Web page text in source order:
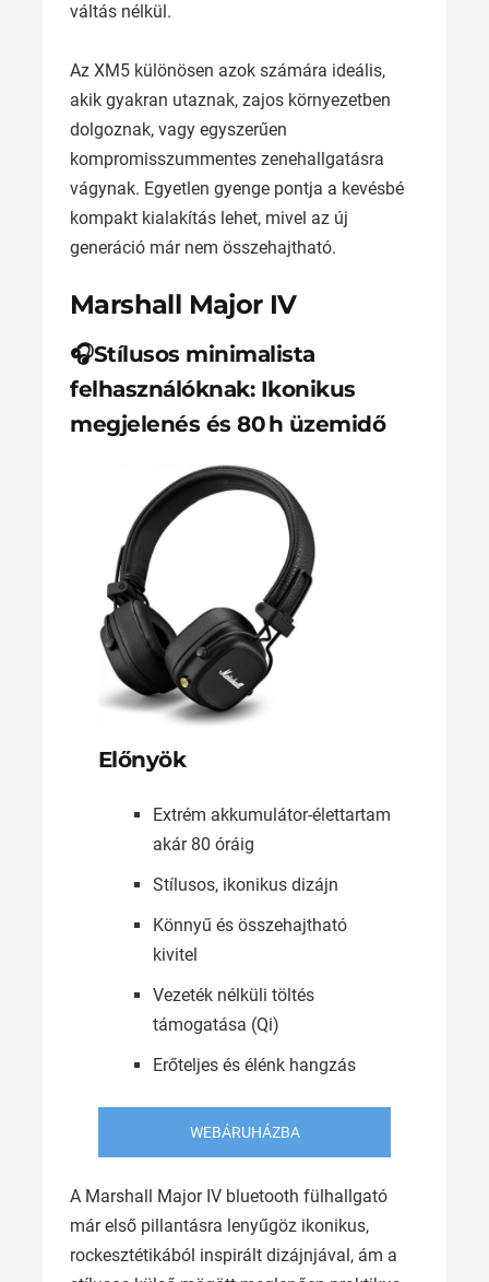
váltás nélkül.
Az XM5 különösen azok számára ideális,
akik gyakran utaznak, zajos környezetben
dolgoznak, vagy egyszerűen
kompromisszummentes zenehallgatásra
vágynak. Egyetlen gyenge pontja a kevésbé
kompakt kialakítás lehet, mivel az új
generáció már nem összehajtható.
Marshall Major IV
🎧Stílusos minimalista
felhasználóknak: Ikonikus
megjelenés és 80 h üzemidő
Előnyök
Extrém akkumulátor-élettartam
akár 80 óráig
Stílusos, ikonikus dizájn
Könnyű és összehajtható
kivitel
Vezeték nélküli töltés
támogatása (Qi)
Erőteljes és élénk hangzás
WEBÁRUHÁZBA
A Marshall Major IV bluetooth fülhallgató
már első pillantásra lenyűgöz ikonikus,
rockesztétikából inspirált dizájnjával, ám a